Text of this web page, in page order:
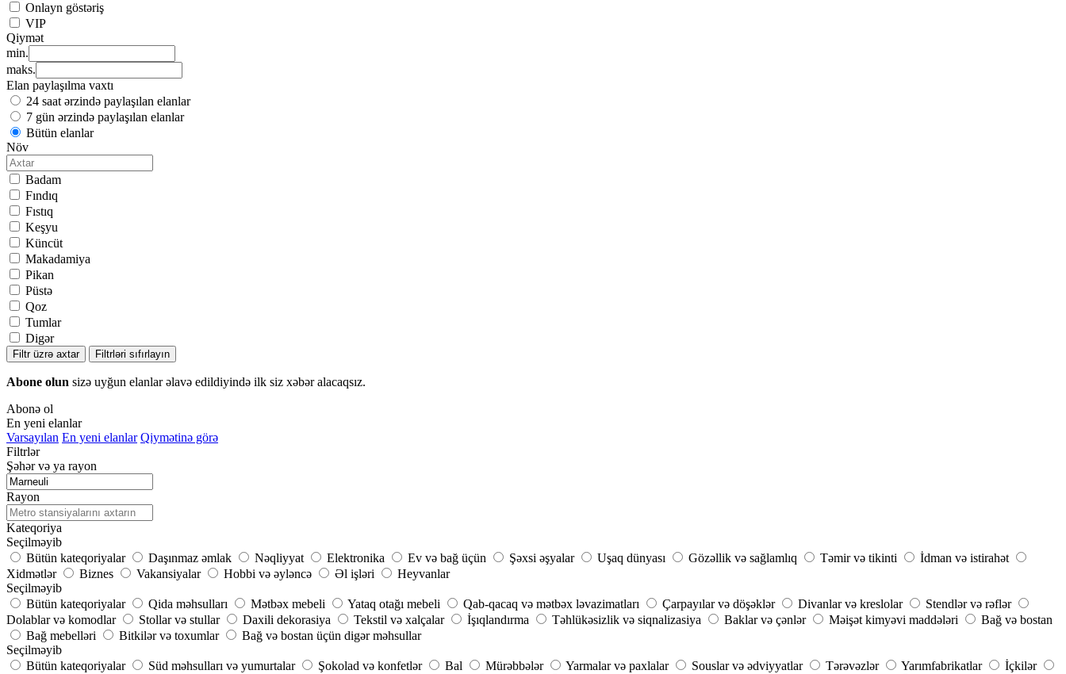
Onlayn göstəriş
VIP
Qiymət
min.
maks.
Elan paylaşılma vaxtı
24 saat ərzində paylaşılan elanlar
7 gün ərzində paylaşılan elanlar
Bütün elanlar
Növ
Badam
Fındıq
Fıstıq
Keşyu
Küncüt
Makadamiya
Pikan
Püstə
Qoz
Tumlar
Digər
Filtr üzrə axtar Filtrləri sıfırlayın
Abone olun sizə uyğun elanlar əlavə edildiyində ilk siz xəbər alacaqsız.
Abonə ol
En yeni elanlar
Varsayılan En yeni elanlar Qiymətinə görə
Filtrlər
Şəhər və ya rayon
Rayon
Kateqoriya
Seçilməyib
Bütün kateqoriyalar
Daşınmaz əmlak Nəqliyyat Elektronika Ev və bağ üçün Şəxsi əşyalar Uşaq dünyası Gözəllik və sağlamlıq Təmir və tikinti
İdman və istirahət
Xidmətlər
Biznes Vakansiyalar Hobbi və əyləncə Əl işləri
Heyvanlar
Seçilməyib
Bütün kateqoriyalar
Qida məhsulları Mətbəx mebeli Yataq otağı mebeli Qab-qacaq və mətbəx ləvazimatları Çarpayılar və döşəklər Divanlar və kreslolar
Stendlər və rəflər
Dolablar və komodlar
Stollar və stullar Daxili dekorasiya Tekstil və xalçalar İşıqlandırma Təhlükəsizlik və siqnalizasiya Baklar və çənlər Məişət kimyəvi maddələri
Bağ və bostan
Bağ mebelləri
Bitkilər və toxumlar
Bağ və bostan üçün digər məhsullar
Seçilməyib
Bütün kateqoriyalar
Süd məhsulları və yumurtalar Şokolad və konfetlər Bal Mürəbbələr Yarmalar və paxlalar Souslar və ədviyyatlar Tərəvəzlər Yarımfabrikatlar
İçkilər